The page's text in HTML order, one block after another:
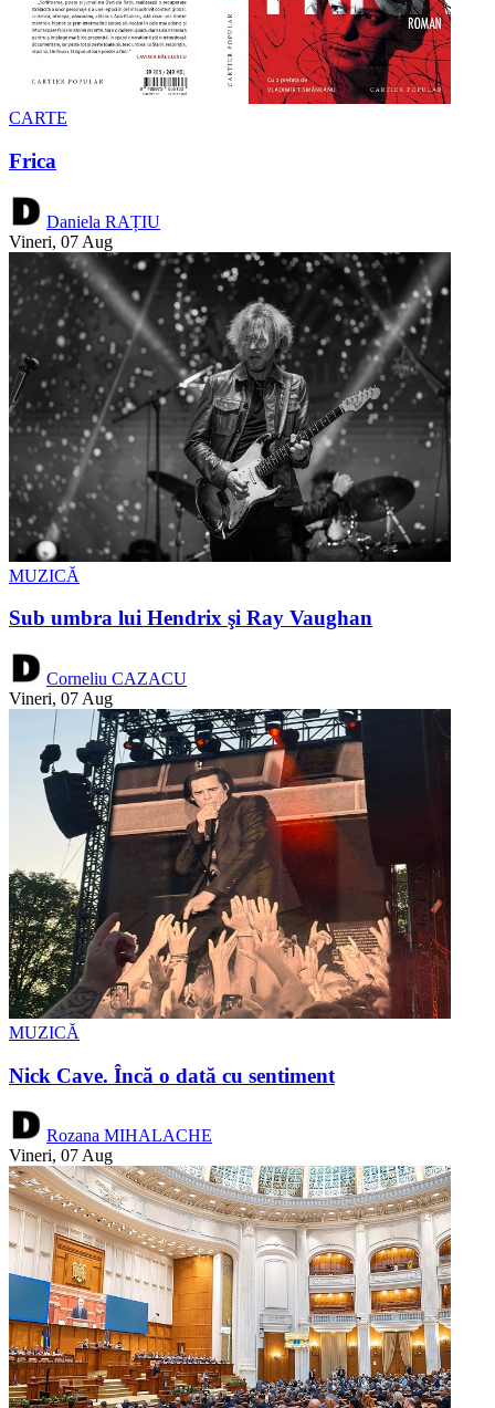
CARTE
Frica
Daniela RAȚIU
Vineri, 07 Aug
MUZICĂ
Sub umbra lui Hendrix şi Ray Vaughan
Corneliu CAZACU
Vineri, 07 Aug
MUZICĂ
Nick Cave. Încă o dată cu sentiment
Rozana MIHALACHE
Vineri, 07 Aug